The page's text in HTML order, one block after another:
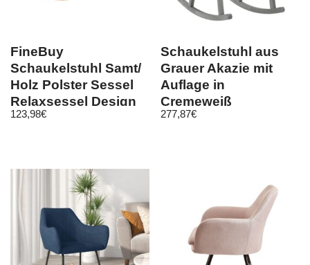
FineBuy
Schaukelstuhl Samt/
Holz Polster Sessel
Relaxsessel Design
Schaukelsessel
123,98€
Schaukelstuhl aus
Grauer Akazie mit
Auflage in
Cremeweiß
277,87€